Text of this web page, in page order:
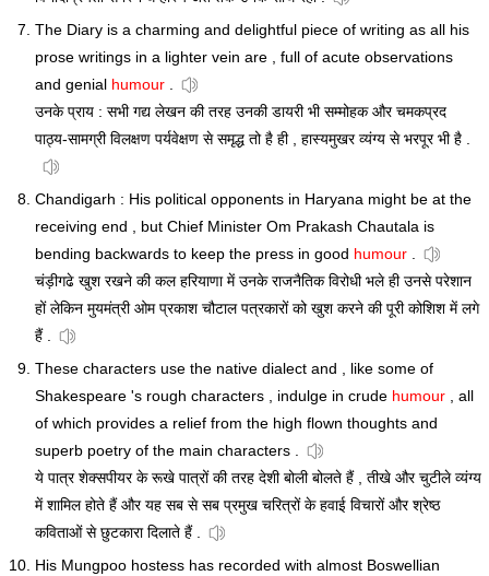
The Diary is a charming and delightful piece of writing as all his
prose writings in a lighter vein are , full of acute observations
and genial humour .
उनके प्राय : सभी गद्य लेखन की तरह उनकी डायरी भी सम्मोहक और चमकप्रद
पाठ्य-सामग्री विलक्षण पर्यवेक्षण से समृद्ध तो है ही , हास्यमुखर व्यंग्य से भरपूर भी है .
Chandigarh : His political opponents in Haryana might be at the
receiving end , but Chief Minister Om Prakash Chautala is
bending backwards to keep the press in good humour .
चंड़ीगढे खुश रखने की कल हरियाणा में उनके राजनैतिक विरोधी भले ही उनसे परेशान
हों लेकिन मुयमंत्री ओम प्रकाश चौटाल पत्रकारों को खुश करने की पूरी कोशिश में लगे
हैं .
These characters use the native dialect and , like some of
Shakespeare 's rough characters , indulge in crude humour , all
of which provides a relief from the high flown thoughts and
superb poetry of the main characters .
ये पात्र शेक्सपीयर के रूखे पात्रों की तरह देशी बोली बोलते हैं , तीखे और चुटीले व्यंग्य
में शामिल होते हैं और यह सब से सब प्रमुख चरित्रों के हवाई विचारों और श्रेष्ठ
कविताओं से छुटकारा दिलाते हैं .
His Mungpoo hostess has recorded with almost Boswellian